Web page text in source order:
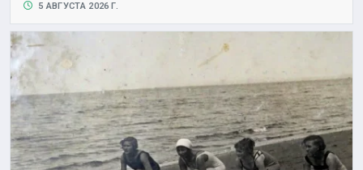
5 АВГУСТА 2026 Г.